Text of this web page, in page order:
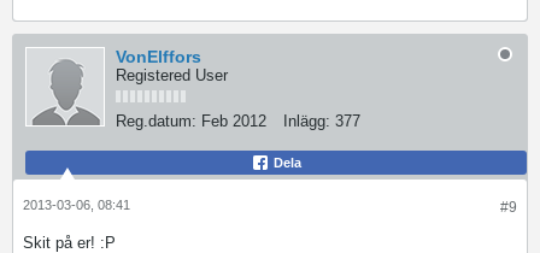
VonElffors
Registered User
Reg.datum: Feb 2012 Inlägg: 377
Dela
#9
2013-03-06, 08:41
Skit på er! :P